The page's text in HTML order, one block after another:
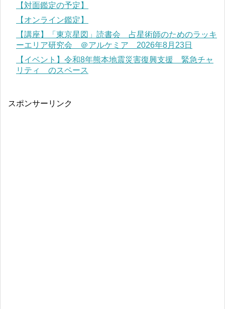
【対面鑑定の予定】
【オンライン鑑定】
【講座】「東京星図」読書会 占星術師のためのラッキ
ーエリア研究会 ＠アルケミア 2026年8月23日
【イベント】令和8年熊本地震災害復興支援 緊急チャ
リティ のスペース
スポンサーリンク